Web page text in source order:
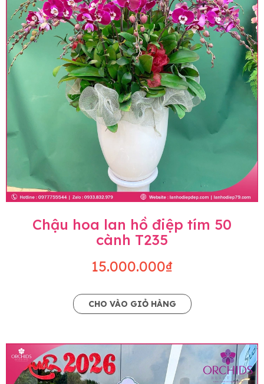
Chậu hoa lan hồ điệp tím 50
cành T235
15.000.000₫
CHO VÀO GIỎ HÀNG